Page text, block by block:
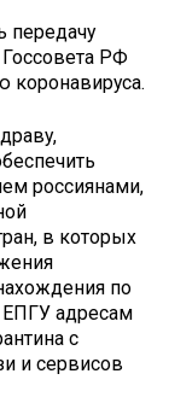
передачу
РФ
коронавируса.
россиянами,
в которых
по
адресам
с
и сервисов